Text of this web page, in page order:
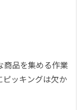
商品を集める作業
ピッキングは欠か